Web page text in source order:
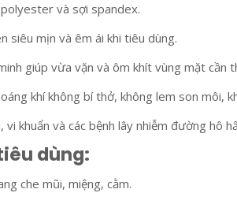
polyester và sợi spandex.
siêu mịn và êm ái khi tiêu dùng.
giúp vừa vặn và ôm khít vùng mặt cần
khí không bí thở, không lem son môi,
vi khuẩn và các bệnh lây nhiễm đường hô
tiêu dùng:
che mũi, miệng, cằm.